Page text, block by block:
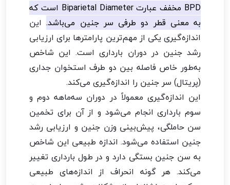
BPD مخفف عبارت Biparietal Diameter است که
به معنی قطر دو طرفی سر جنین می‌باشد.این
اندازه‌گیری یکی از مهم‌ترین پارامترها برای ارزیابی
رشد جنین در دوران بارداری است. این شاخص
به‌طور خاص فاصله بین دو طرف استخوان جداری
(پریتال) سر جنین را اندازه‌گیری می‌کند.
این اندازه‌گیری معمولاً در دوران سه‌ماهه دوم و
سوم بارداری انجام می‌شود و از آن برای تخمین
سن حاملگی، پیش‌بینی وزن جنین و ارزیابی رشد
جنین استفاده می‌شود. اندازه طبیعی این شاخص
به سن جنین بستگی دارد و در طول بارداری تغییر
می‌کند. هر گونه انحراف از اندازه‌های طبیعی